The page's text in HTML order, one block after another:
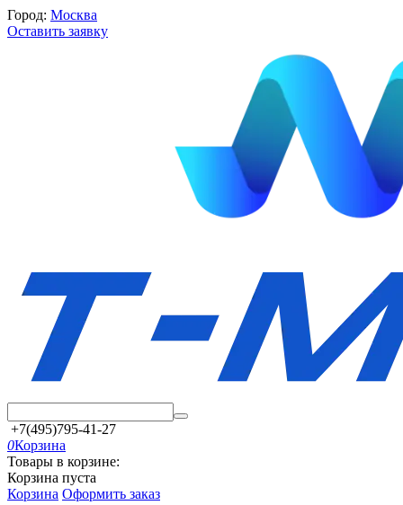
Город: Москва
Оставить заявку
+7(495)795-41-27
0Корзина
Товары в корзине:
Корзина пуста
Корзина Оформить заказ